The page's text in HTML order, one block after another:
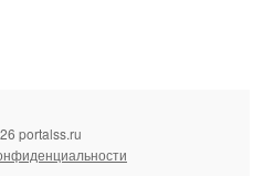
portalss.ru